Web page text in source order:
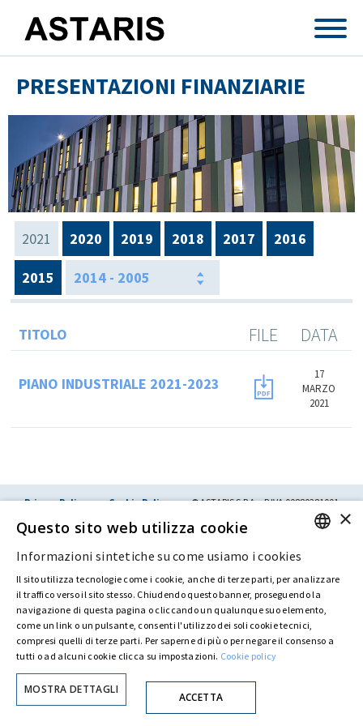
PRESENTAZIONI FINANZIARIE
2021 2020 2019 2018 2017 2016
2015 2014 - 2005
TITOLO FILE DATA
PIANO INDUSTRIALE 2021-2023
17
MARZO
2021
Privacy Policy Cookie Policy © ASTARIS S.P.A. - P.IVA 00880281001
Con delibera straordinaria di Astaldi S.p.A. del 30 maggio 2022 (repertorio n. 72.600,
raccolta n. 23.906, depositato presso il Registro delle Imprese di Roma, in data 31 maggio
modificare la denominazione della Società da Astaldi in"Astaris S.p.A."
ITALIAN
×
Questo sito web utilizza cookie
Informazioni sintetiche su come usiamo i cookies
Il sito utilizza tecnologie come i cookie, anche di terze parti, per analizzare
il traffico verso il sito stesso. Chiudendo questo banner, proseguendo la
navigazione di questa pagina o cliccando un qualunque suo elemento,
come un link o un pulsante, consenti l'utilizzo dei soli cookie tecnici,
compresi quelli di terze parti. Per saperne di più o per negare il consenso a
tutti o ad alcuni cookie clicca su impostazioni. Cookie policy
MOSTRA DETTAGLI
ACCETTA